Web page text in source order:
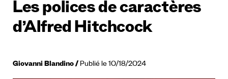
Les polices de caractères
d’Alfred Hitchcock
Giovanni Blandino Publié le 10/18/2024